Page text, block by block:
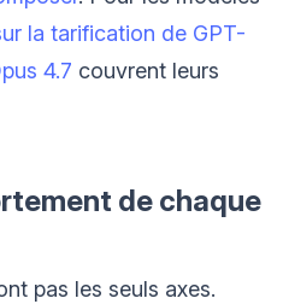
la tarification de GPT-
4.7 couvrent leurs
de chaque
pas les seuls axes.